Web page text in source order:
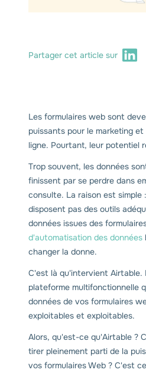
Partager cet article sur
Les formulaires web sont
puissants pour le marketing
ligne. Pourtant, leur potentiel
Trop souvent, les données
finissent par se perdre dans
consulte. La raison est simple
disposent pas des outils
données issues des
d'automatisation des données
changer la donne.
C'est là qu'intervient Airtable.
plateforme multifonctionnelle
données de vos formulaires
exploitables et exploitables.
Alors, qu'est-ce qu'Airtable ?
tirer pleinement parti de la
vos formulaires Web ? C'est